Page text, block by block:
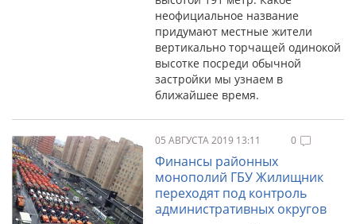
неофициальное название
придумают местные жители
вертикально торчащей одинокой
высотке посреди обычной
застройки мы узнаем в
ближайшее время.
05 АВГУСТА 2019 13:11 0
Финансы районных
монополий ГБУ Жилищник
переходят под контроль
административных округов